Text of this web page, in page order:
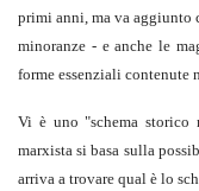
primi anni, ma va aggiunto
minoranze - e anche le
forme essenziali contenute
Vi è uno "schema
marxista si basa sulla
arriva a trovare qual è lo